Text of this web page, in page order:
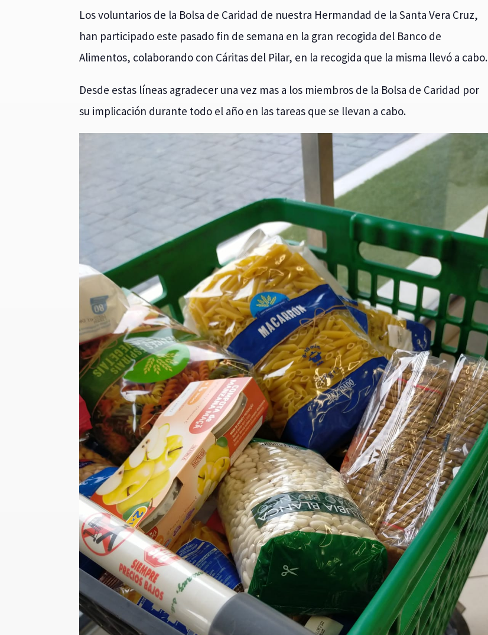
Los voluntarios de la Bolsa de Caridad de nuestra Hermandad de la Santa Vera Cruz,
han participado este pasado fin de semana en la gran recogida del Banco de
Alimentos, colaborando con Cáritas del Pilar, en la recogida que la misma llevó a cabo.
Desde estas líneas agradecer una vez mas a los miembros de la Bolsa de Caridad por
su implicación durante todo el año en las tareas que se llevan a cabo.